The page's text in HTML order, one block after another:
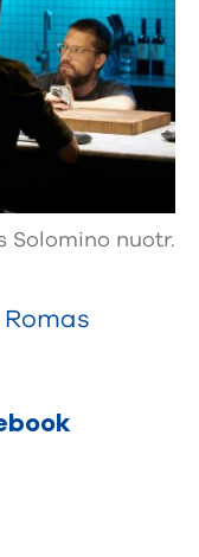
Solomino nuotr.
Romas